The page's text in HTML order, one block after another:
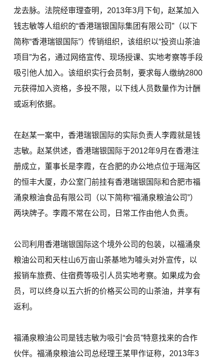
龙去脉。法院经审理查明，2013年3月下旬，赵某加入
钱志敏等人组织的“香港瑞银国际集团有限公司”（以下
简称“香港瑞银国际”）传销组织，该组织以“投资山茶油
项目”为名，通过网络宣传、现场授课、实地考察等手段
吸引他人加入。该组织实行会员制，要求每人缴纳2800
元获得加入资格，多投不限，以下线人员数量作为计酬
或返利依据。
在赵某一案中，香港瑞银国际的实际负责人李霞就是钱
志敏。赵某供述，香港瑞银国际于2012年9月在香港注
册成立，董事长是李霞，在合肥的办公地点位于瑶海区
的恒丰大厦，办公室门前挂有香港瑞银国际和合肥市福
涌泉粮油食品有限公司（以下简称“福涌泉粮油公司”）
两块牌子。李霞不常在公司，日常工作由他人负责。
公司利用香港瑞银国际这个境外公司的包装，以福涌泉
粮油公司和天柱山6万亩山茶基地为噱头对外宣传，以
报销车旅费、住宿费等吸引人员实地考察。如果成为会
员，可以终身以五六折的价格买公司的山茶油，并享有
返利。
福涌泉粮油公司是钱志敏为吸引“会员”特意找来的合作
伙伴。福涌泉粮油公司总经理王某甲作证称，2013年3